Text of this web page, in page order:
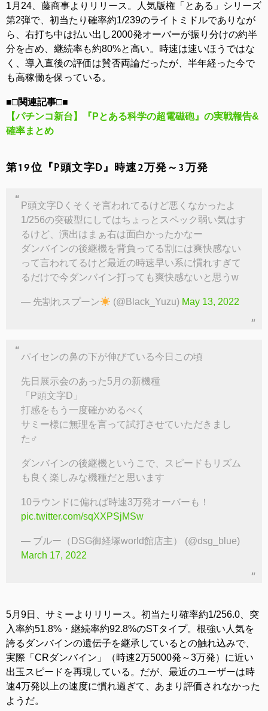
1月24、藤商事よりリリース。人気版権「とある」シリーズ
第2弾で、初当たり確率約1/239のライトミドルでありなが
ら、右打ち中は払い出し2000発オーバーが振り分けの約半
分を占め、継続率も約80%と高い。時速は速いほうではな
く、導入直後の評価は賛否両論だったが、半年経った今で
も高稼働を保っている。
■□関連記事□■
【パチンコ新台】『Pとある科学の超電磁砲』の実戦報告&
確率まとめ
第19位『P頭文字D』時速2万発～3万発
P頭文字Dくそくそ言われてるけど悪くなかったよ
1/256の突破型にしてはちょっとスペック弱い気はす
るけど、演出はまぁ右は面白かったかなー
ダンバインの後継機を背負ってる割には爽快感ない
って言われてるけど最近の時速早い系に慣れすぎて
るだけで今ダンバイン打っても爽快感ないと思うw
— 先割れスプーン (@Black_Yuzu) May 13, 2022
パイセンの鼻の下が伸びている今日この頃
先日展示会のあった5月の新機種
「P頭文字D」
打感をもう一度確かめるべく
サミー様に無理を言って試打させていただきまし
た‍♂️
ダンバインの後継機というこで、スピードもリズム
も良く楽しみな機種だと思います
10ラウンドに偏れば時速3万発オーバーも！
pic.twitter.com/sqXXPSjMSw
— ブルー（DSG御経塚world館店主） (@dsg_blue)
March 17, 2022
5月9日、サミーよりリリース。初当たり確率約1/256.0、突
入率約51.8%・継続率約92.8%のSTタイプ。根強い人気を
誇るダンバインの遺伝子を継承しているとの触れ込みで、
実際「CRダンバイン」（時速2万5000発～3万発）に近い
出玉スピードを再現している。だが、最近のユーザーは時
速4万発以上の速度に慣れ過ぎて、あまり評価されなかった
ようだ。